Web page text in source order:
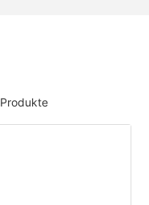
Produkte